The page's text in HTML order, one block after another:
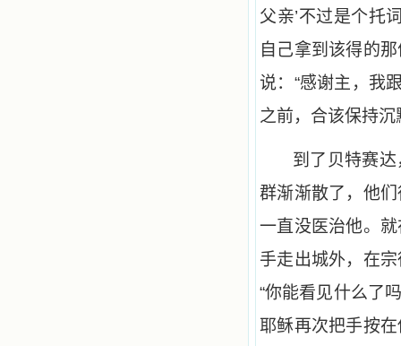
父亲’不过是个托
自己拿到该得的
说：“感谢主，我
之前，合该保持沉
到了贝特赛
群渐渐散了，他
一直没医治他。
手走出城外，在
“你能看见什么了
耶稣再次把手按